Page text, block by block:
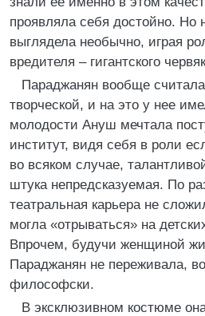
проявляла себя достойно. Но
выглядела необычно, играя
вредителя – гигантского
Параджанян вообще
творческой, и на это у нее
молодости Ануш мечтала
институт, видя себя в роли
во всяком случае,
штука непредсказуемая. По
театральная карьера не
могла «отрываться» на
Впрочем, будучи женщиной
Параджанян не переживала,
философски.
В эксклюзивном костюме